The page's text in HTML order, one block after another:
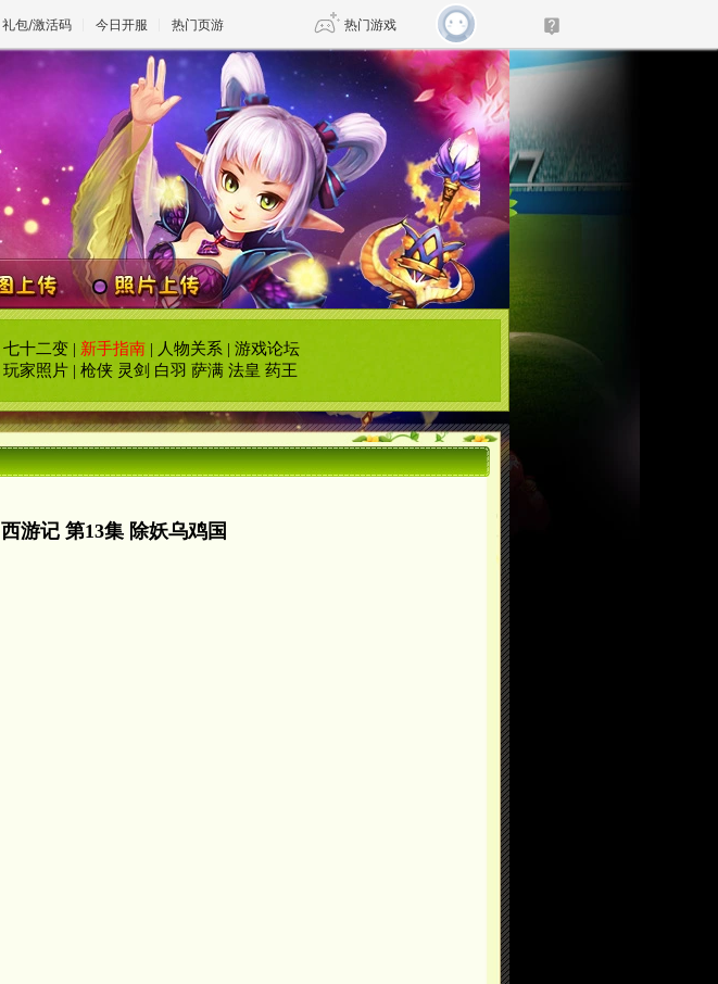
礼包/激活码 今日开服 热门页游 热门游戏
魔兽 DNF 传奇4
天堂 剑网3旗舰版 新天龙八部
王权与自由 诛仙世界 仙剑世界
七十二变| 新手指南| 人物关系 | 游戏论坛
玩家照片| 枪侠 灵剑 白羽 萨满 法皇 药王
西游记 第13集 除妖乌鸡国